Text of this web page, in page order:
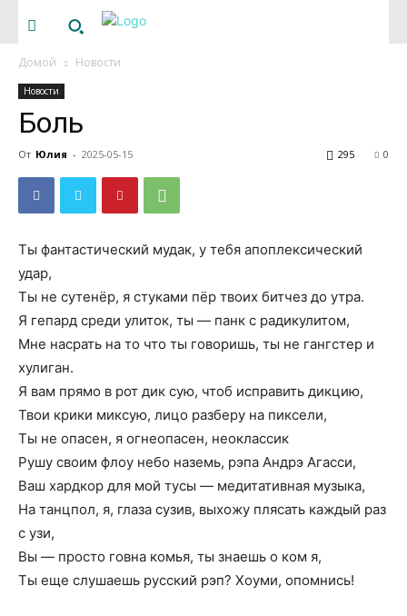
Домой Новости
Новости
Боль
От Юлия - 2025-05-15 0
295
Ты фантастический мудак, у тебя апоплексический
удар,
Ты не сутенёр, я стуками пёр твоих битчез до утра.
Я гепард среди улиток, ты — панк с радикулитом,
Мне насрать на то что ты говоришь, ты не гангстер и
хулиган.
Я вам прямо в рот дик сую, чтоб исправить дикцию,
Твои крики миксую, лицо разберу на пиксели,
Ты не опасен, я огнеопасен, неоклассик
Рушу своим флоу небо наземь, рэпа Андрэ Агасси,
Ваш хардкор для мой тусы — медитативная музыка,
На танцпол, я, глаза сузив, выхожу плясать каждый раз
с узи,
Вы — просто говна комья, ты знаешь о ком я,
Ты еще слушаешь русский рэп? Хоуми, опомнись!